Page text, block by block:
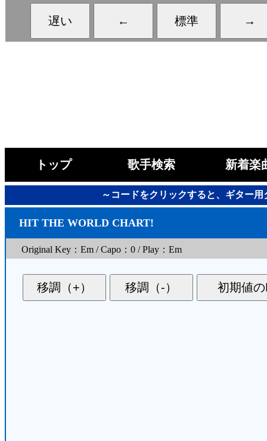
トップ 歌手検索 新着楽
～コードをクリックすると、ギター
HIT THE WORLD CHART!
Original Key：Em / Capo：0 / Play：Em